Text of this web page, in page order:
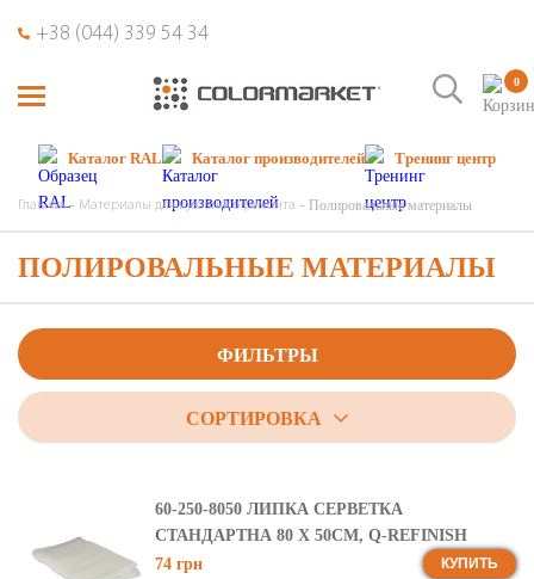
+38 (044) 339 54 34
0
Каталог RAL Каталог производителей Тренинг центр
Главная Материалы для кузовного ремонта Полировальные материалы
ПОЛИРОВАЛЬНЫЕ МАТЕРИАЛЫ
ФИЛЬТРЫ
СОРТИРОВКА
60-250-8050 ЛИПКА СЕРВЕТКА
СТАНДАРТНА 80 Х 50СМ, Q-REFINISH
74 грн
КУПИТЬ